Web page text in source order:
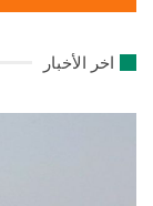
اخر الأخبار